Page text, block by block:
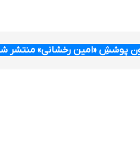
پوششِ «امین رخشانی» منتشر